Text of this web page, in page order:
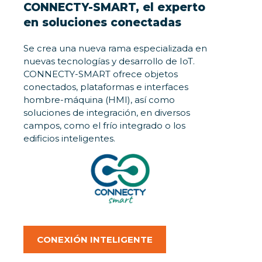
CONNECTY-SMART, el experto
en soluciones conectadas
Se crea una nueva rama especializada en
nuevas tecnologías y desarrollo de IoT.
CONNECTY-SMART ofrece objetos
conectados, plataformas e interfaces
hombre-máquina (HMI), así como
soluciones de integración, en diversos
campos, como el frío integrado o los
edificios inteligentes.
CONEXIÓN INTELIGENTE